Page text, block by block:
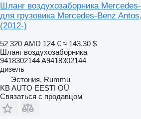
Шланг воздухозаборника
для грузовика Mercedes-Benz
(2012-)
52 320 AMD 124 € ≈ 143,30 $
Шланг воздухозаборника
9418302144 A9418302144
дизель
Эстония, Rummu
KB AUTO EESTI OÜ
Связаться с продавцом